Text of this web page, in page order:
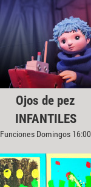
Ojos de pez
INFANTILES
Funciones Domingos 16:00